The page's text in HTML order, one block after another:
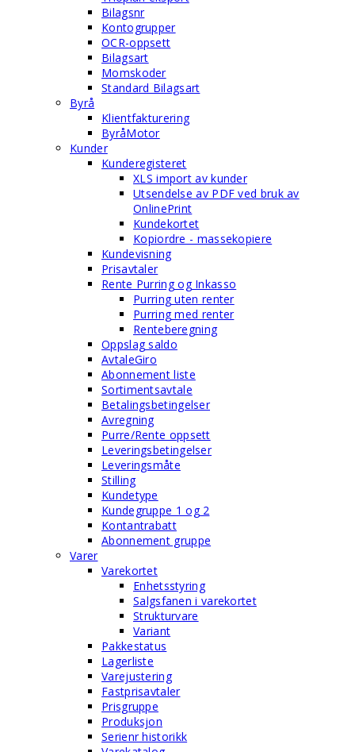
Bilagsnr
Kontogrupper
OCR-oppsett
Bilagsart
Momskoder
Standard Bilagsart
Byrå
Klientfakturering
ByråMotor
Kunder
Kunderegisteret
XLS import av kunder
Utsendelse av PDF ved bruk av
OnlinePrint
Kundekortet
Kopiordre - massekopiere
Kundevisning
Prisavtaler
Rente Purring og Inkasso
Purring uten renter
Purring med renter
Renteberegning
Oppslag saldo
AvtaleGiro
Abonnement liste
Sortimentsavtale
Betalingsbetingelser
Avregning
Purre/Rente oppsett
Leveringsbetingelser
Leveringsmåte
Stilling
Kundetype
Kundegruppe 1 og 2
Kontantrabatt
Abonnement gruppe
Varer
Varekortet
Enhetsstyring
Salgsfanen i varekortet
Strukturvare
Variant
Pakkestatus
Lagerliste
Varejustering
Fastprisavtaler
Prisgruppe
Produksjon
Serienr historikk